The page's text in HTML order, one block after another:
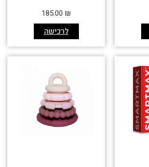
לרכישה
185.00 ₪